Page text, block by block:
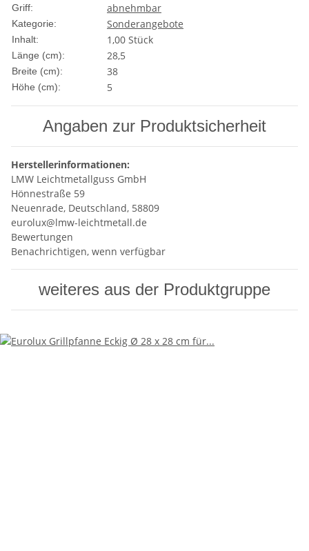
Griff: abnehmbar
Kategorie: Sonderangebote
Inhalt: 1,00 Stück
Länge (cm): 28,5
Breite (cm): 38
Höhe (cm): 5
Angaben zur Produktsicherheit
Herstellerinformationen:
LMW Leichtmetallguss GmbH
Hönnestraße 59
Neuenrade, Deutschland, 58809
eurolux@lmw-leichtmetall.de
Bewertungen
Benachrichtigen, wenn verfügbar
weiteres aus der Produktgruppe